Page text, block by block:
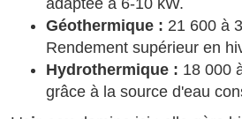
Géothermique : 21 600 à
Rendement supérieur en
Hydrothermique : 18 000
grâce à la source d'eau